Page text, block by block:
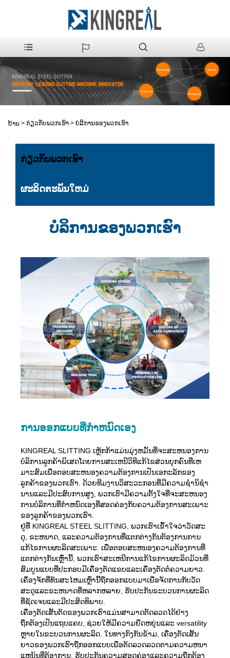
ບ້ານ > ກ່ຽວກັບພວກເຮົາ > ບໍລິການຂອງພວກເຮົາ
ກ່ຽວກັບພວກເຮົາ
ຜະລິດຕະພັນໃຫມ່
ບໍລິການຂອງພວກເຮົາ
ການອອກແບບທີ່ກໍາຫນົດເອງ
KINGREAL SLITTING ເຫຼັກກ້າແມ່ນມຸ່ງຫມັ້ນທີ່ຈະສະຫນອງການ
ບໍລິການລູກຄ້າພິເສດໂດຍການສະເຫນີວິທີແກ້ໄຂສ່ວນບຸກຄົນທີ່ເຫ
ມາະສົມເພື່ອຕອບສະຫນອງຄວາມຕ້ອງການເປັນເອກະລັກຂອງ
ລູກຄ້າຂອງພວກເຮົາ. ດ້ວຍທີມງານວິສະວະກອນທີ່ມີຄວາມຊໍານິຊໍາ
ນານແລະມີປະສົບການສູງ, ພວກເຮົາມີຄວາມຕັ້ງໃຈທີ່ຈະສະຫນອງ
ການບໍລິການທີ່ກໍາຫນົດເອງທີ່ສອດຄ່ອງກັບຄວາມຕ້ອງການສະເພາະ
ຂອງລູກຄ້າຂອງພວກເຮົາ.
ຢູ່ທີ່ KINGREAL STEEL SLITTING, ພວກເຮົາເຂົ້າໃຈວ່າວັດສະ
ດຸ, ຂະຫນາດ, ແລະຄວາມຕ້ອງການທີ່ແຕກຕ່າງກັນຕ້ອງການການ
ແກ້ໄຂການຜະລິດສະເພາະ. ເພື່ອຕອບສະຫນອງຄວາມຕ້ອງການທີ່
ແຕກຕ່າງກັນເຫຼົ່ານີ້, ພວກເຮົາສະເຫນີການແກ້ໄຂການຜະລິດມ້ວນທີ່
ສົມບູນແບບທີ່ປະກອບມີເຄື່ອງຕັດແຂບແລະເຄື່ອງຕັດຕໍ່ຄວາມຍາວ.
ເຄື່ອງຈັກທີ່ທັນສະໄຫມເຫຼົ່ານີ້ຖືກອອກແບບມາເພື່ອຈັດການກັບວັດ
ສະດຸແລະຂະຫນາດທີ່ຫລາກຫລາຍ, ຮັບປະກັນຂະບວນການຜະລິດ
ທີ່ຊັດເຈນແລະມີປະສິດທິພາບ.
ເຄື່ອງຕັດເສັ້ນຕັດຂອງພວກເຮົາແມ່ນສາມາດຕັດລວດໄດ້ຢ່າງ
ຖືກຕ້ອງເປັນແຖບແຄບ, ຊ່ວຍໃຫ້ມີຄວາມຍືດຫຍຸ່ນແລະ versatility
ຫຼາຍໃນຂະບວນການຜະລິດ. ໃນທາງກົງກັນຂ້າມ, ເຄື່ອງຕັດເສັ້ນ
ຍາວຂອງພວກເຮົາຖືກອອກແບບເພື່ອຕັດລວດລວດຕາມຄວາມຫນາ
ແຫນ້ນທີ່ຕ້ອງການ, ຮັບປະກັນຄວາມສອດຄ່ອງແລະຄວາມຖືກຕ້ອງ